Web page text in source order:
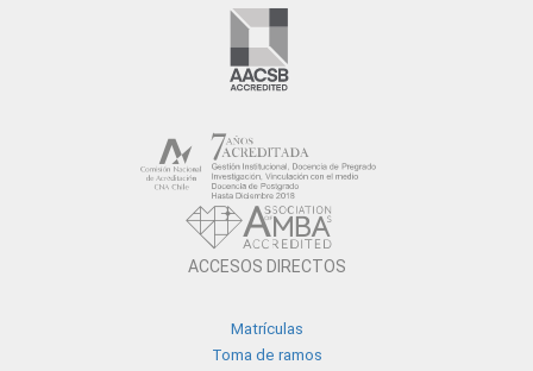
ACCESOS DIRECTOS
Matrículas
Toma de ramos